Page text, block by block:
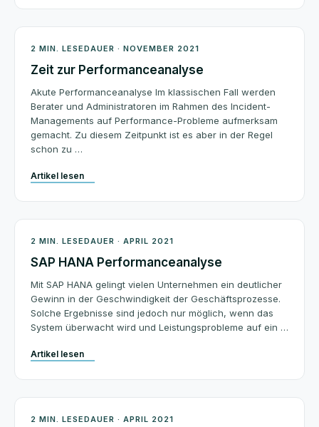
Beratung
2 MIN. LESEDAUER · NOVEMBER 2021
Zeit zur Performanceanalyse
Akute Performanceanalyse Im klassischen Fall werden
Berater und Administratoren im Rahmen des Incident-
Managements auf Performance-Probleme aufmerksam
gemacht. Zu diesem Zeitpunkt ist es aber in der Regel
schon zu …
Artikel lesen
Beratung
2 MIN. LESEDAUER · APRIL 2021
SAP HANA Performanceanalyse
Mit SAP HANA gelingt vielen Unternehmen ein deutlicher
Gewinn in der Geschwindigkeit der Geschäftsprozesse.
Solche Ergebnisse sind jedoch nur möglich, wenn das
System überwacht wird und Leistungsprobleme auf ein …
Artikel lesen
Beratung
2 MIN. LESEDAUER · APRIL 2021